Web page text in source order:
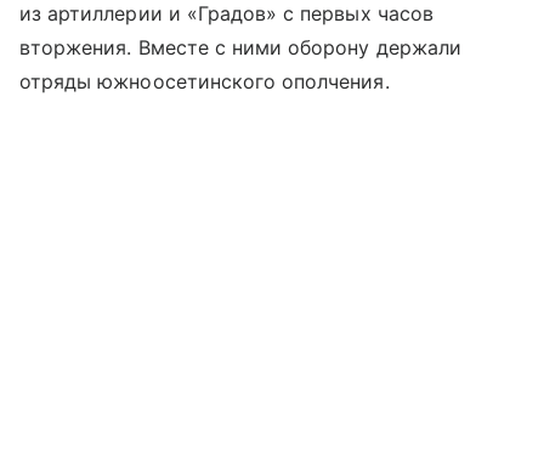
из артиллерии и «Градов» с первых часов
вторжения. Вместе с ними оборону держали
отряды южноосетинского ополчения.